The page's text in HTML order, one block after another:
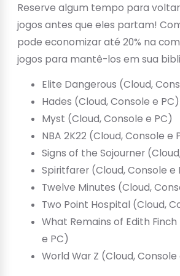
Reserve algum tempo para
jogos antes que eles partam!
pode economizar até 20% na
jogos para mantê-los em sua
Elite Dangerous (Cloud,
Hades (Cloud, Console e PC)
Myst (Cloud, Console e PC)
NBA 2K22 (Cloud, Console e
Signs of the Sojourner
Spiritfarer (Cloud, Console e
Twelve Minutes (Cloud,
Two Point Hospital (Cloud,
What Remains of Edith
e PC)
World War Z (Cloud, Console